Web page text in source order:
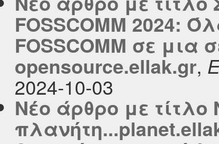
FOSSCOMM 2024:
FOSSCOMM σε μια
opensource.ellak.gr,
2024-10-03
Νέο άρθρο με